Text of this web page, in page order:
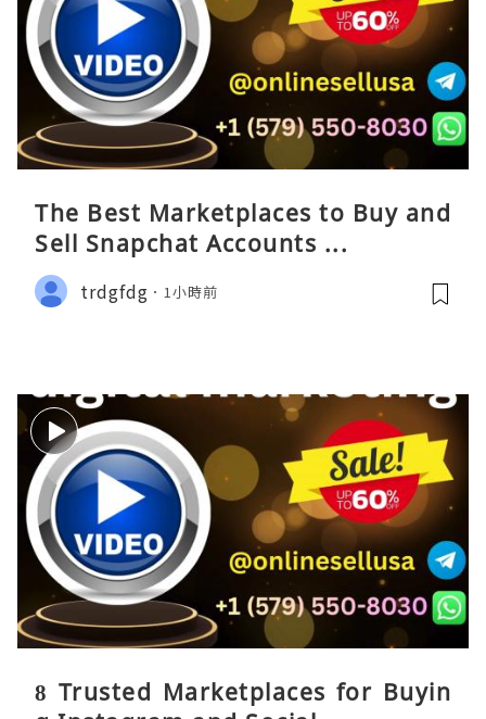
The Best Marketplaces to Buy and
Sell Snapchat Accounts ...
trdgfdg 1小時前
8 Trusted Marketplaces for Buyin